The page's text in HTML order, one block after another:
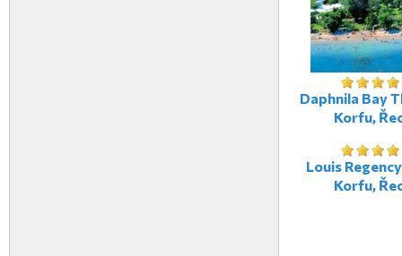
Daphnila Bay
Korfu,
Louis
Korfu,